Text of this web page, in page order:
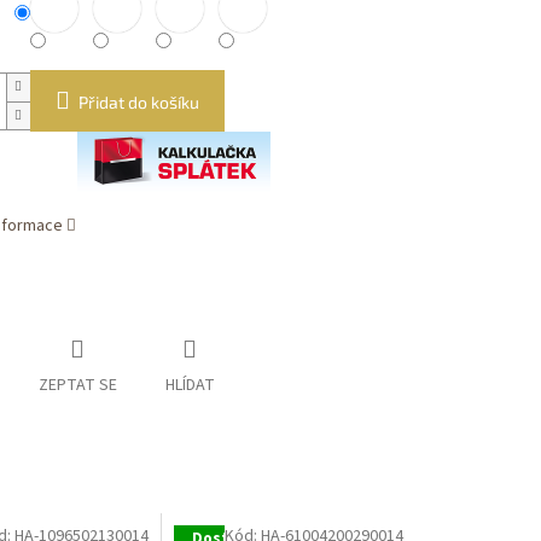
Přidat do košíku
ZEPTAT SE HLÍDAT
HA-1096502130014 Kód: HA-61004200290014